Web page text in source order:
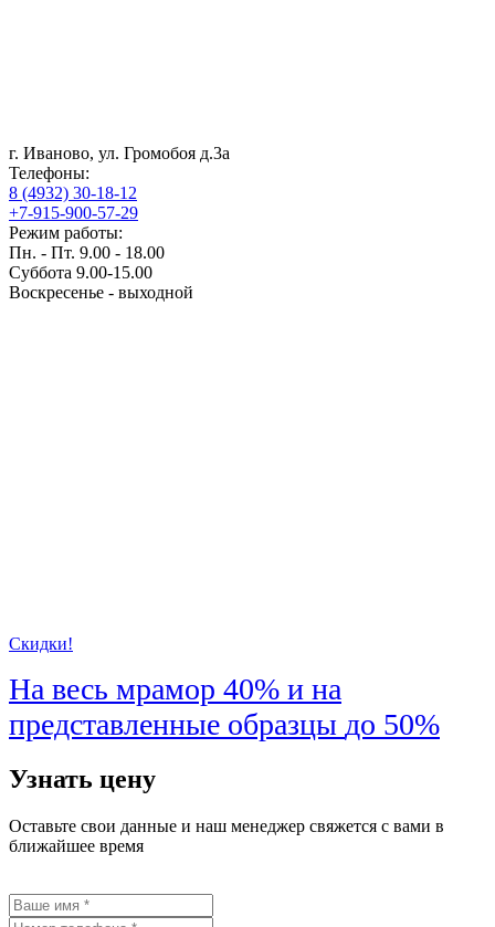
г. Иваново, ул. Громобоя д.3а
Телефоны:
8 (4932) 30-18-12
+7-915-900-57-29
Режим работы:
Пн. - Пт. 9.00 - 18.00
Суббота 9.00-15.00
Воскресенье - выходной
Скидки!
На весь мрамор 40% и на
представленные образцы до 50%
Узнать цену
Оставьте свои данные и наш менеджер свяжется с вами в
ближайшее время